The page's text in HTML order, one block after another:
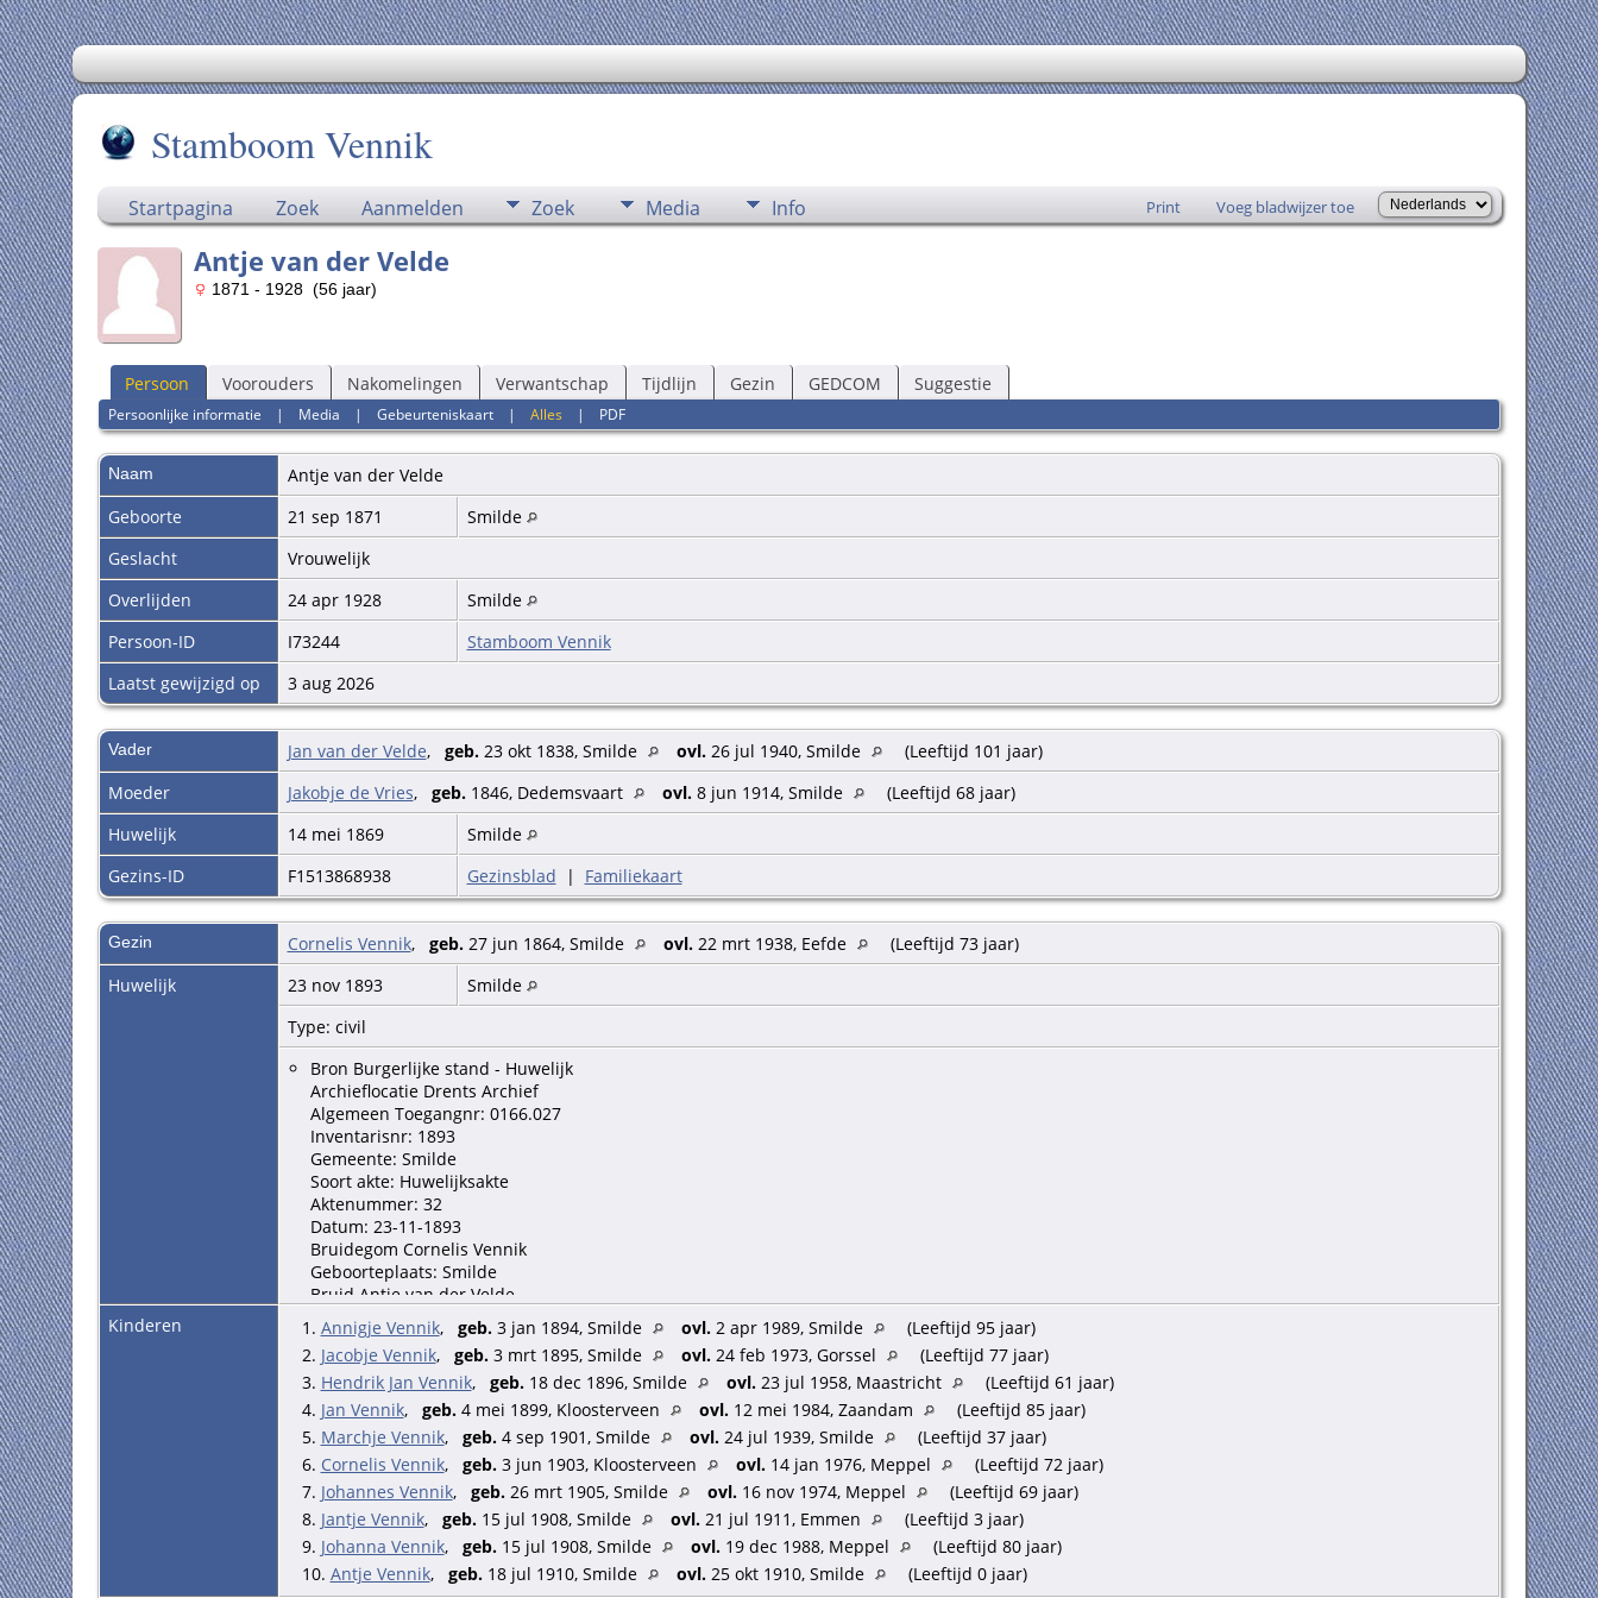
Stamboom Vennik
Startpagina Zoek Aanmelden Zoek Media Info Print Voeg bladwijzer toe
Antje van der Velde
1871 - 1928 (56 jaar)
Persoon Voorouders Nakomelingen Verwantschap Tijdlijn Gezin GEDCOM Suggestie
Persoonlijke informatie | Media | Gebeurteniskaart| Alles | PDF
Naam Antje van der Velde
Geboorte
21 sep 1871
Smilde
Geslacht
Vrouwelijk
Overlijden
24 apr 1928
Smilde
Persoon-ID
I73244
Stamboom Vennik
Laatst gewijzigd op
3 aug 2026
Vader Jan van der Velde, geb.23 okt 1838, Smilde ovl.26 jul 1940, Smilde
(Leeftijd 101 jaar)
Moeder
Jakobje de Vries, geb.1846, Dedemsvaart ovl.8 jun 1914, Smilde
(Leeftijd 68 jaar)
Huwelijk
14 mei 1869
Smilde
Gezins-ID
F1513868938 Gezinsblad | Familiekaart
Gezin Cornelis Vennik, geb.27 jun 1864, Smilde ovl.22 mrt 1938, Eefde
(Leeftijd 73 jaar)
Huwelijk
23 nov 1893
Smilde
Type: civil
Bron Burgerlijke stand - Huwelijk
Archieflocatie Drents Archief
Algemeen Toegangnr: 0166.027
Inventarisnr: 1893
Gemeente: Smilde
Soort akte: Huwelijksakte
Aktenummer: 32
Datum: 23-11-1893
Bruidegom Cornelis Vennik
Geboorteplaats: Smilde
Bruid Antje van der Velde
Geboorteplaats: Smilde
Vader bruidegom Hendrik Jan Vennik
Moeder bruidegom Annigje Vos
Vader bruid Jan van der Velde
Moeder bruid Jacobje de Vries
Nadere informatie bruidegom: 29 jaar.; bruid: 22 jaar.
Kinderen 1. Annigje Vennik, geb.3 jan 1894, Smilde ovl.2 apr 1989, Smilde
(Leeftijd 95 jaar)
2. Jacobje Vennik, geb.3 mrt 1895, Smilde ovl.24 feb 1973, Gorssel
(Leeftijd 77 jaar)
3. Hendrik Jan Vennik, geb.18 dec 1896, Smilde ovl.23 jul 1958, Maastricht
(Leeftijd 61 jaar)
4. Jan Vennik, geb.4 mei 1899, Kloosterveen ovl.12 mei 1984, Zaandam
(Leeftijd 85 jaar)
5. Marchje Vennik, geb.4 sep 1901, Smilde ovl.24 jul 1939, Smilde
(Leeftijd 37 jaar)
6. Cornelis Vennik, geb.3 jun 1903, Kloosterveen ovl.14 jan 1976, Meppel
(Leeftijd 72 jaar)
7. Johannes Vennik, geb.26 mrt 1905, Smilde ovl.16 nov 1974, Meppel
(Leeftijd 69 jaar)
8. Jantje Vennik, geb.15 jul 1908, Smilde ovl.21 jul 1911, Emmen
(Leeftijd 3 jaar)
9. Johanna Vennik, geb.15 jul 1908, Smilde ovl.19 dec 1988, Meppel
(Leeftijd 80 jaar)
10. Antje Vennik, geb.18 jul 1910, Smilde ovl.25 okt 1910, Smilde
(Leeftijd 0 jaar)